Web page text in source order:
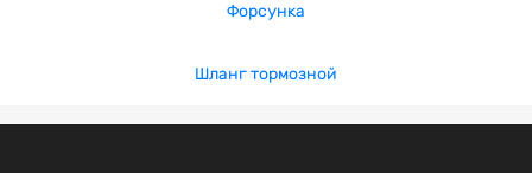
Форсунка
Шланг тормозной